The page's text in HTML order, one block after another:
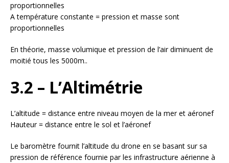
proportionnelles
A température constante = pression et masse sont
proportionnelles
En théorie, masse volumique et pression de l’air diminuent de
moitié tous les 5000m..
3.2 – L’Altimétrie
L’altitude = distance entre niveau moyen de la mer et aéronef
Hauteur = distance entre le sol et l’aéronef
Le baromètre fournit l’altitude du drone en se basant sur sa
pression de référence fournie par les infrastructure aérienne à